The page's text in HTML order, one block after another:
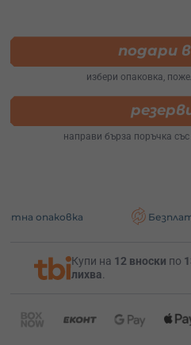
подари
избери опаковка,
направи бърза поръчка
Безплатна замяна
Купи на 12 вноски по
лихва.